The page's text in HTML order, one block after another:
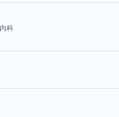
科